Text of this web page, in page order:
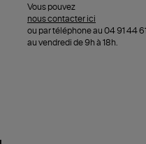
Vous pouvez
nous contacter ici
ou par téléphone au 04 91 44
au vendredi de 9h à 18h.